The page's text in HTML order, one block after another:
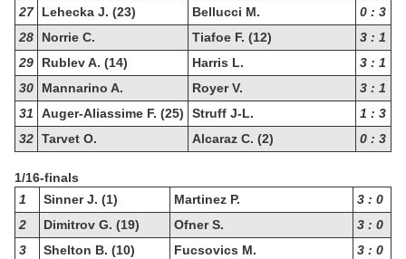
27
Lehecka J. (23) Bellucci M.
0 : 3
28
Norrie C. Tiafoe F. (12)
3 : 1
29
Rublev A. (14) Harris L.
3 : 1
30
Mannarino A. Royer V.
3 : 1
31
Auger-Aliassime F. (25) Struff J-L.
1 : 3
32 Tarvet O. Alcaraz C. (2) 0 : 3
1/16-finals
1
Sinner J. (1) Martinez P.
3 : 0
2
Dimitrov G. (19) Ofner S.
3 : 0
3
Shelton B. (10) Fucsovics M.
3 : 0